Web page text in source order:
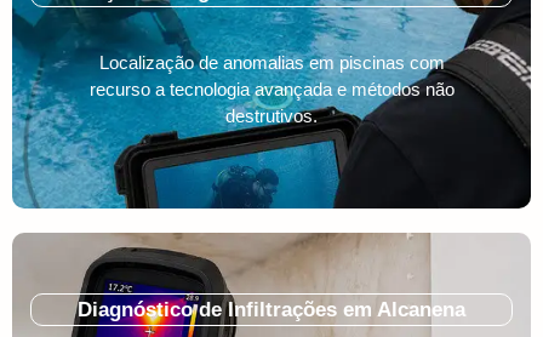
Localização de anomalias em piscinas com
recurso a tecnologia avançada e métodos não
destrutivos.
Diagnóstico de Infiltrações em Alcanena